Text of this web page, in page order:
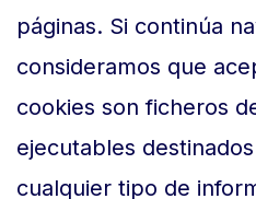
páginas. Si continúa
consideramos que
cookies son ficheros
ejecutables
cualquier tipo de